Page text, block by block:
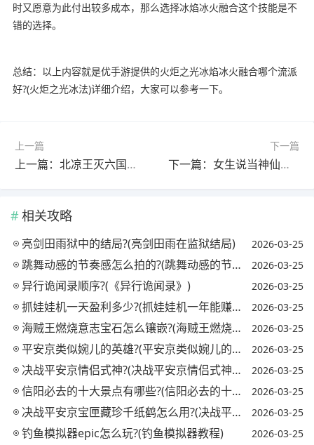
时又愿意为此付出较多成本，那么选择冰焰冰火融合这个技能是不
错的选择。
总结：以上内容就是优手游提供的火炬之光冰焰冰火融合哪个流派
好?(火炬之光冰法)详细介绍，大家可以参考一下。
上一篇
上一篇：北凉王灭六国那俩谁灭?(北凉被谁灭的)
下一篇
下一篇：女生说当神仙怎么回?(女生说我是神仙怎么回)
相关攻略
亮剑田雨狱中的结局?(亮剑田雨在监狱结局) 2026-03-25
跳舞动感的节奏感怎么拍的?(跳舞动感的节奏感怎么拍的视频) 2026-03-25
异行诡闻录顺序?(《异行诡闻录》) 2026-03-25
抓娃娃机一天盈利多少?(抓娃娃机一年能赚多少钱) 2026-03-25
海贼王燃烧意志宝石怎么镶嵌?(海贼王燃烧意志宝石镶嵌攻略) 2026-03-25
平安京类似婉儿的英雄?(平安京类似婉儿的英雄名字) 2026-03-25
决战平安京情侣式神?(决战平安京情侣式神怎么获得) 2026-03-25
信阳必去的十大景点有哪些?(信阳必去的十大景点有哪些地方) 2026-03-25
决战平安京宝匣藏珍千纸鹤怎么用?(决战平安京匣中珍宝活动) 2026-03-25
钓鱼模拟器epic怎么玩?(钓鱼模拟器教程) 2026-03-25